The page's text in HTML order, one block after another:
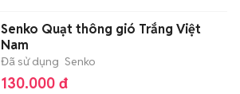
Senko Quạt thông gió Trắng Việt
Nam
Đã sử dụng Senko
130.000 đ